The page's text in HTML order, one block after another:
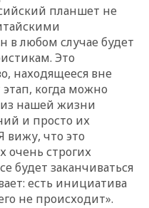
планшет не
в любом случае будет
Это
находящееся вне
когда можно
нашей жизни
и просто их
вижу, что это
очень строгих
будет заканчиваться
есть инициатива
не происходит».